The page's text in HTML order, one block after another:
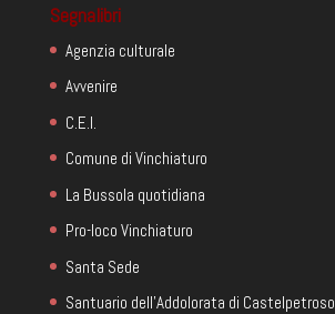
Segnalibri
Agenzia culturale
Avvenire
C.E.I.
Comune di Vinchiaturo
La Bussola quotidiana
Pro-loco Vinchiaturo
Santa Sede
Santuario dell'Addolorata di Castelpetroso